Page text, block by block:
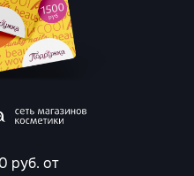
руб. от